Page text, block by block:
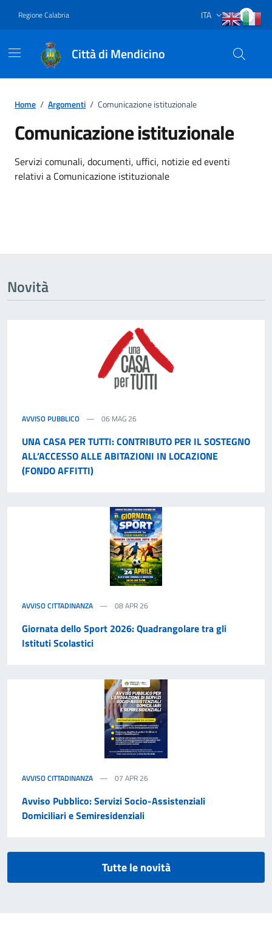
Regione Calabria Lingua attiva:
ITA
Città di Mendicino
Home / Argomenti / Comunicazione istituzionale
Comunicazione istituzionale
Dettagli dell'argomento
Servizi comunali, documenti, uffici, notizie ed eventi
relativi a Comunicazione istituzionale
Novità
AVVISO PUBBLICO 06 MAG 26
UNA CASA PER TUTTI: CONTRIBUTO PER IL SOSTEGNO
ALL’ACCESSO ALLE ABITAZIONI IN LOCAZIONE
(FONDO AFFITTI)
AVVISO CITTADINANZA 08 APR 26
Giornata dello Sport 2026: Quadrangolare tra gli
Istituti Scolastici
AVVISO CITTADINANZA 07 APR 26
Avviso Pubblico: Servizi Socio-Assistenziali
Domiciliari e Semiresidenziali
Tutte le novità